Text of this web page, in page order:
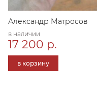
Александр Матросов
в наличии
17 200 р.
в корзину